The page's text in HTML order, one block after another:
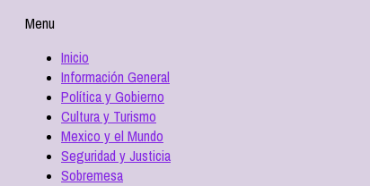
Menu
Inicio
Información General
Política y Gobierno
Cultura y Turismo
Mexico y el Mundo
Seguridad y Justicia
Sobremesa